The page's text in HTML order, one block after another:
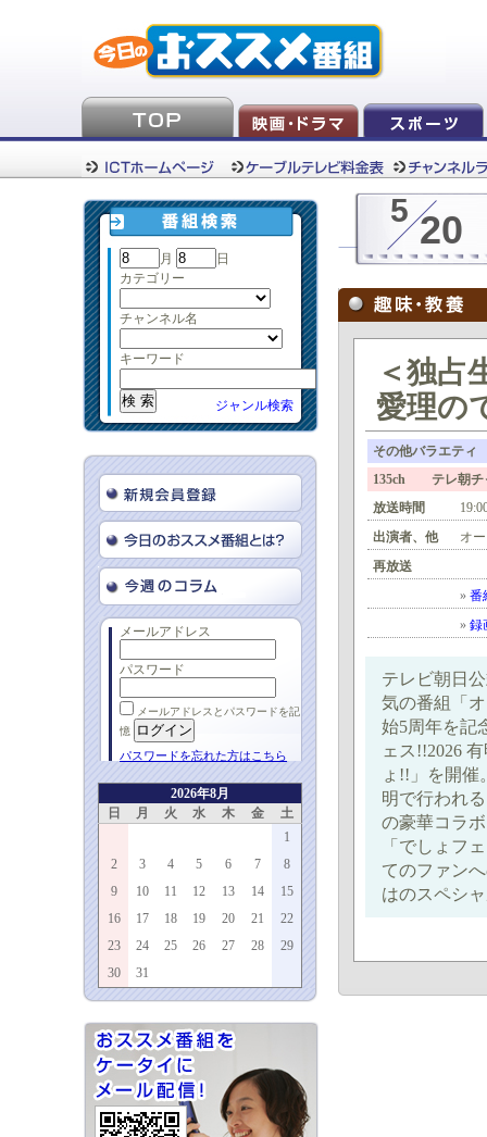
月
日
カテゴリー
チャンネル名
キーワード
ジャンル検索
メールアドレス
パスワード
メールアドレスとパスワードを記
憶
パスワードを忘れた方はこちら
2026年8月
日
月 火 水 木 金
土
1
2
3 4 5 6 7
8
9
10 11 12 13 14
15
16
17 18 19 20 21
22
23
24 25 26 27 28
29
30
31
5 20
＜独占
愛理の
その他バラエティ
135ch テレ朝チ
放送時間
出演者、他
オ
再放送
» 番
» 録
テレビ朝日
気の番組「
始5周年を記
ェス!!2026
ょ!!」を開催
明で行われ
の豪華コラ
「でしょフ
てのファン
はのスペシ